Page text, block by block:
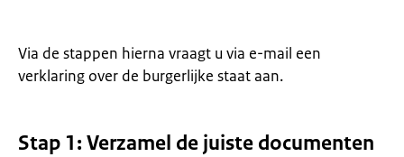
Via de stappen hierna vraagt u via e-mail een
verklaring over de burgerlijke staat aan.
Stap 1: Verzamel de juiste documenten